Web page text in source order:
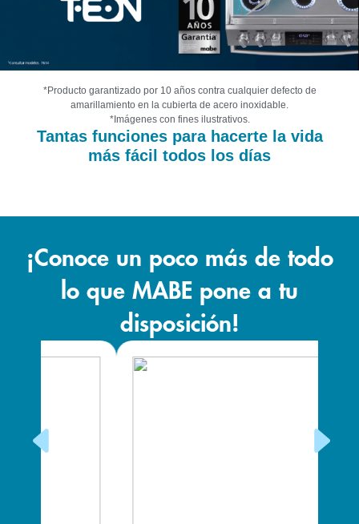
*Producto garantizado por 10 años contra cualquier defecto de
amarillamiento en la cubierta de acero inoxidable.
*Imágenes con fines ilustrativos.
Tantas funciones para hacerte la vida
más fácil todos los días
¡Conoce un poco más de todo
lo que MABE pone a tu
disposición!